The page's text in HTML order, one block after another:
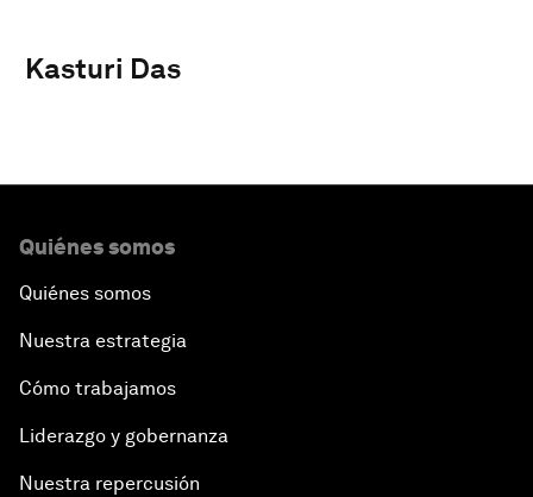
Kasturi Das
Quiénes somos
Quiénes somos
Nuestra estrategia
Cómo trabajamos
Liderazgo y gobernanza
Nuestra repercusión